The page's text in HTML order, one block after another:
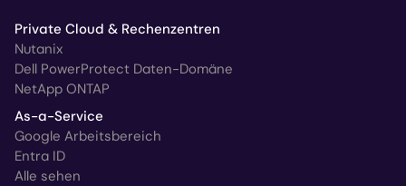
Private Cloud & Rechenzentren
Nutanix
Dell PowerProtect Daten-Domäne
NetApp ONTAP
As-a-Service
Google Arbeitsbereich
Entra ID
Alle sehen